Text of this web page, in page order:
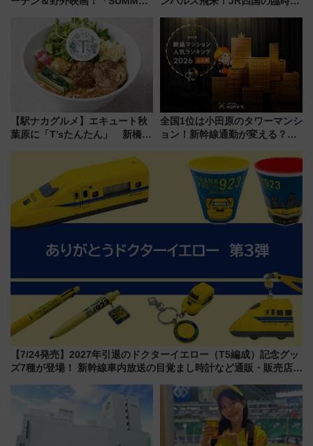
ケジュール 夜風とビール、映画
を満喫！
【駅ナカグルメ】エキュート秋
葉原に「T’sたんたん」 新橋に
饅」、オムライス専門店「肉と
たまご」新グルメ続々登場！
【2026年8月】
全国1位は小田原のタワーマンシ
ョン！新幹線通勤が変える？
【新築マンション人気ランキン
【7/24発売】2027年引退のドクターイエロー（T5編成）記念グッ
ズ7種が登場！ 新幹線車内放送の目覚まし時計など通販・販売店舗